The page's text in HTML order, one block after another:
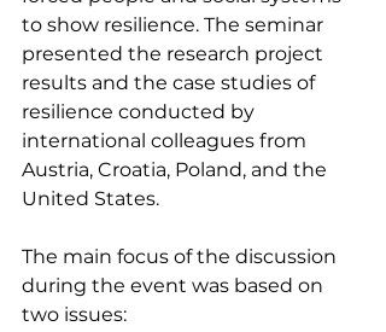
to show resilience. The seminar
presented the research project
results and the case studies of
resilience conducted by
international colleagues from
Austria, Croatia, Poland, and the
United States.
The main focus of the discussion
during the event was based on
two issues: